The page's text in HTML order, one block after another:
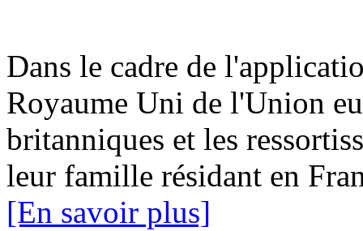
Dans le cadre de
Royaume Uni de l'Union
britanniques et les
leur famille résidant en
[En savoir plus]